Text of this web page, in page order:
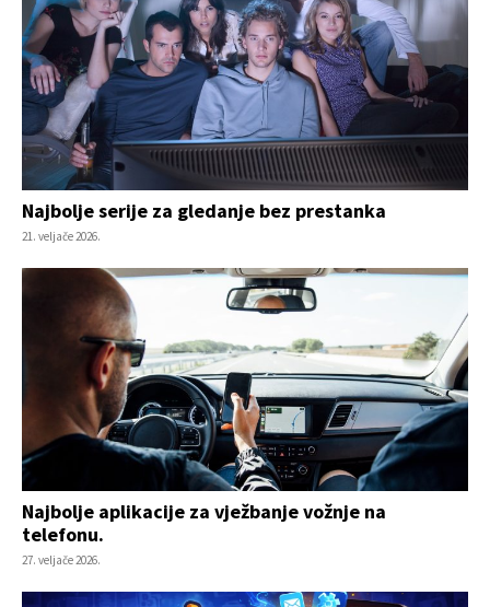
Najbolje serije za gledanje bez prestanka
21. veljače 2026.
Najbolje aplikacije za vježbanje vožnje na
telefonu.
27. veljače 2026.